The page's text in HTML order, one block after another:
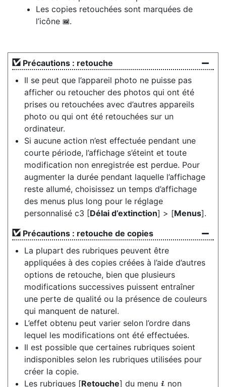
Les copies retouchées sont marquées de
l’icône p.
Précautions : retouche
Il se peut que l’appareil photo ne puisse pas
afficher ou retoucher des photos qui ont été
prises ou retouchées avec d’autres appareils
photo ou qui ont été retouchées sur un
ordinateur.
Si aucune action n’est effectuée pendant une
courte période, l’affichage s’éteint et toute
modification non enregistrée est perdue. Pour
augmenter la durée pendant laquelle l’affichage
reste allumé, choisissez un temps d’affichage
des menus plus long pour le réglage
personnalisé c3 [Délai d’extinction] > [Menus].
Précautions : retouche de copies
La plupart des rubriques peuvent être
appliquées à des copies créées à l’aide d’autres
options de retouche, bien que plusieurs
modifications successives puissent entraîner
une perte de qualité ou la présence de couleurs
qui manquent de naturel.
L’effet obtenu peut varier selon l’ordre dans
lequel les modifications ont été effectuées.
Il est possible que certaines rubriques soient
indisponibles selon les rubriques utilisées pour
créer la copie.
Les rubriques [Retouche] du menu i non